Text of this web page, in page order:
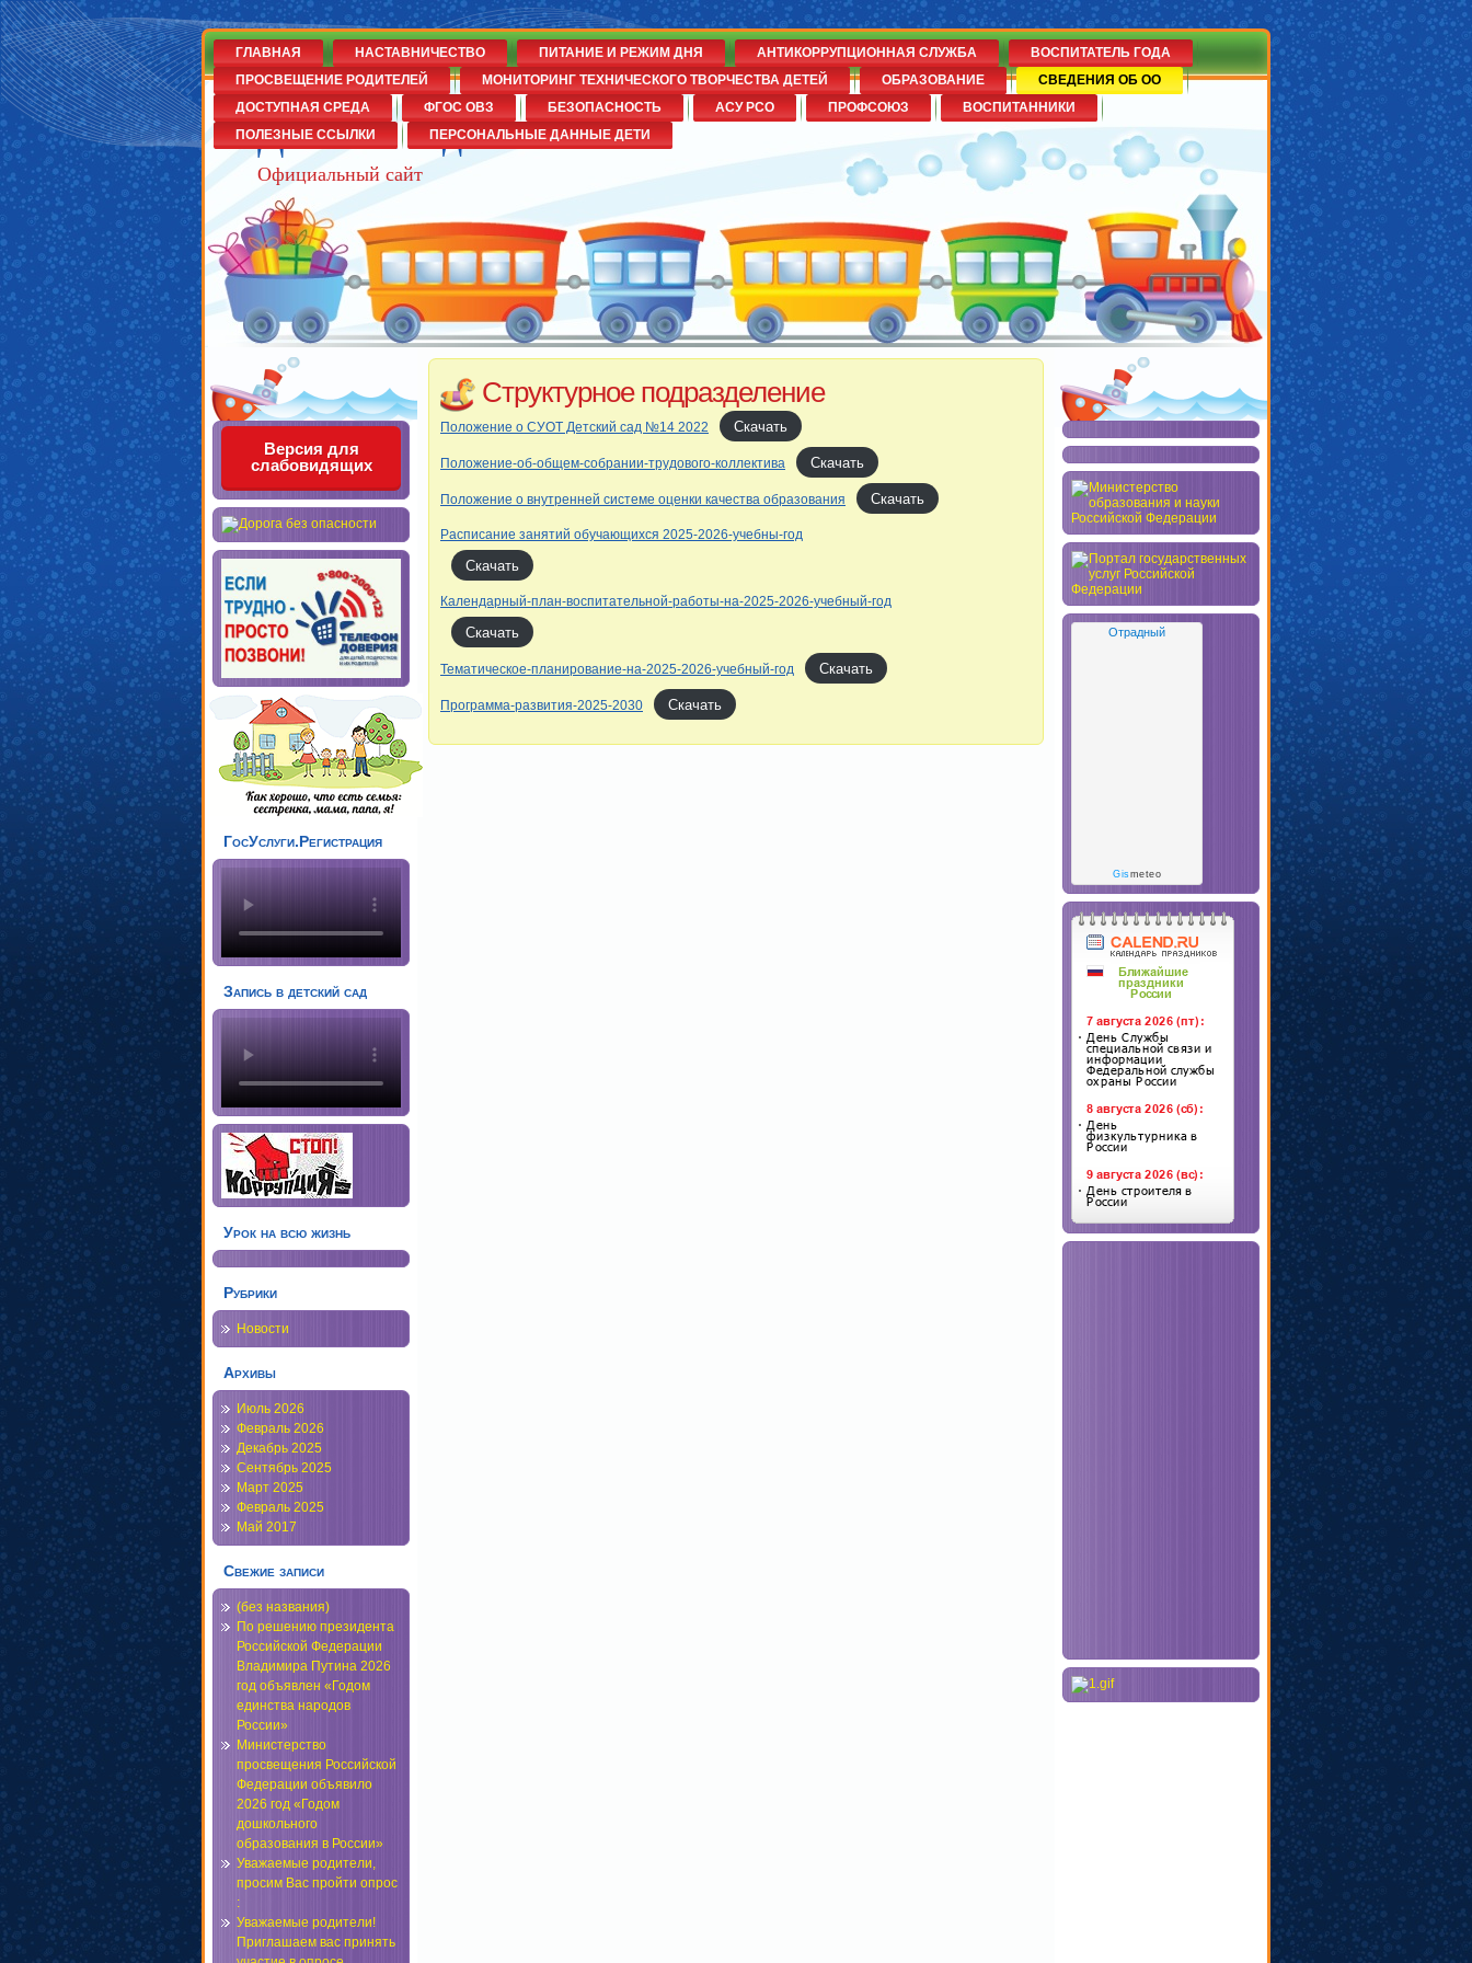
Детский сад№14
Официальный сайт
ГЛАВНАЯ НАСТАВНИЧЕСТВО ПИТАНИЕ И РЕЖИМ ДНЯ АНТИКОРРУПЦИОННАЯ СЛУЖБА
ВОСПИТАТЕЛЬ ГОДА
ПРОСВЕЩЕНИЕ РОДИТЕЛЕЙ
МОНИТОРИНГ ТЕХНИЧЕСКОГО ТВОРЧЕСТВА ДЕТЕЙ ОБРАЗОВАНИЕ
СВЕДЕНИЯ ОБ ОО
ДОСТУПНАЯ СРЕДА
ФГОС ОВЗ БЕЗОПАСНОСТЬ АСУ РСО ПРОФСОЮЗ
ВОСПИТАННИКИ
ПОЛЕЗНЫЕ ССЫЛКИ
ПЕРСОНАЛЬНЫЕ ДАННЫЕ ДЕТИ
Версия для
слабовидящих
ГосУслуги.Регистрация
Запись в детский сад
Урок на всю жизнь
Рубрики
Новости
Архивы
Июль 2026
Февраль 2026
Декабрь 2025
Сентябрь 2025
Март 2025
Февраль 2025
Май 2017
Свежие записи
(без названия)
По решению президента
Российской Федерации
Владимира Путина 2026
год объявлен «Годом
единства народов
России»
Министерство
просвещения Российской
Федерации объявило
2026 год «Годом
дошкольного
образования в России»
Уважаемые родители,
просим Вас пройти опрос
:
Уважаемые родители!
Приглашаем вас принять
Структурное подразделение
Положение о СУОТ Детский сад №14 2022 Скачать
Положение-об-общем-собрании-трудового-коллектива Скачать
Положение о внутренней системе оценки качества образования Скачать
Расписание занятий обучающихся 2025-2026-учебны-год
Скачать
Календарный-план-воспитательной-работы-на-2025-2026-учебный-год
Скачать
Тематическое-планирование-на-2025-2026-учебный-год Скачать
Программа-развития-2025-2030 Скачать
Отрадный
Gismeteo